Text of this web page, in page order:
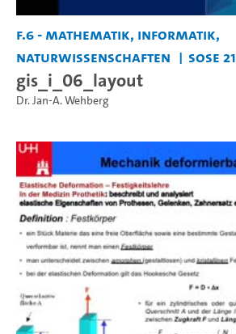
F.6 - Mathematik, Informatik,
Naturwissenschaften
SoSe 21
gis_i_06_layout
Dr. Jan-A. Wehberg